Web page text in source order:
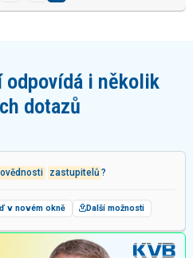
odpovídá i několik
dotazů
zastupitelů ?
v novém okně Další možnosti